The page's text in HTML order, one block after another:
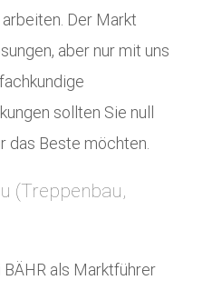
Der Markt
aber nur mit uns
sollten Sie null
das Beste möchten.
(Treppenbau,
als Marktführer